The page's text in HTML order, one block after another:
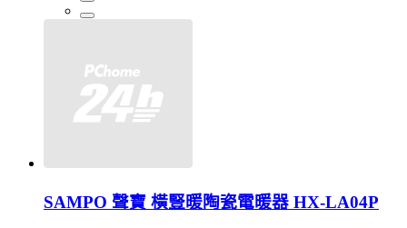
SAMPO 聲寶 橫豎暖陶瓷電暖器 HX-LA04P